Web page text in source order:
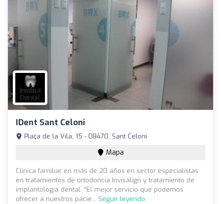
IDent Sant Celoni
Plaça de la Vila, 15 - 08470, Sant Celoni
Mapa
Clínica familiar en más de 20 años en sector especialistas
en tratamientos de ortodoncia Invisalign y tratamiento de
implantología dental. “El mejor servicio que podemos
ofrecer a nuestros pacie... Seguir leyendo